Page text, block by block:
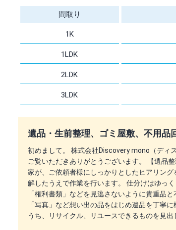
間取り
1K
1LDK
2LDK
3LDK
遺品・生前整理、ゴミ屋敷、不用品
初めまして。 株式会社Discovery mono（ディ
ご覧いただきありがとうございます。 【遺品
家が、ご依頼者様にしっかりとしたヒアリン
解したうえで作業を行います。 仕分けはゆっ
「権利書類」などを見逃さないように貴重品と
「写真」など想い出の品をはじめ遺品を丁寧
うち、リサイクル、リユースできるものを見出